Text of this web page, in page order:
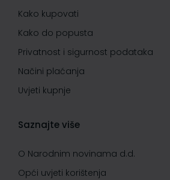
Kako kupovati
Kako do popusta
Privatnost i sigurnost podataka
Načini plaćanja
Uvjeti kupnje
Saznajte više
O Narodnim novinama d.d.
Opći uvjeti korištenja